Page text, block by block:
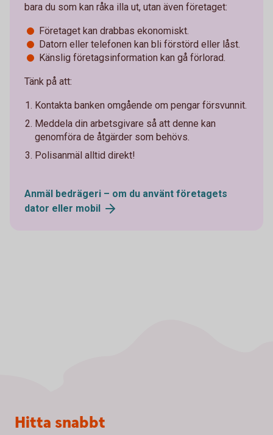
bara du som kan råka illa ut, utan även företaget:
Företaget kan drabbas ekonomiskt.
Datorn eller telefonen kan bli förstörd eller låst.
Känslig företagsinformation kan gå förlorad.
Tänk på att:
Kontakta banken omgående om pengar försvunnit.
Meddela din arbetsgivare så att denne kan
genomföra de åtgärder som behövs.
Polisanmäl alltid direkt!
Anmäl bedrägeri – om du använt företagets
dator eller mobil
Sidfot
Hitta snabbt